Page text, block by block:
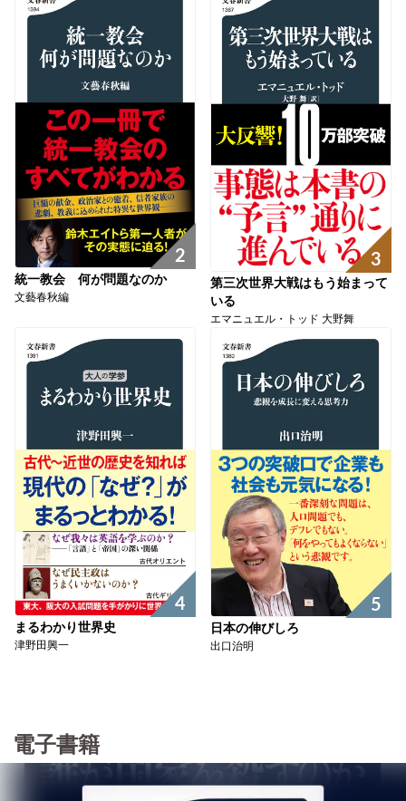
2
統一教会 何が問題なのか
文藝春秋編
3
第三次世界大戦はもう始まって
いる
エマニュエル・トッド 大野舞
4
まるわかり世界史
津野田興一
5
日本の伸びしろ
出口治明
電子書籍